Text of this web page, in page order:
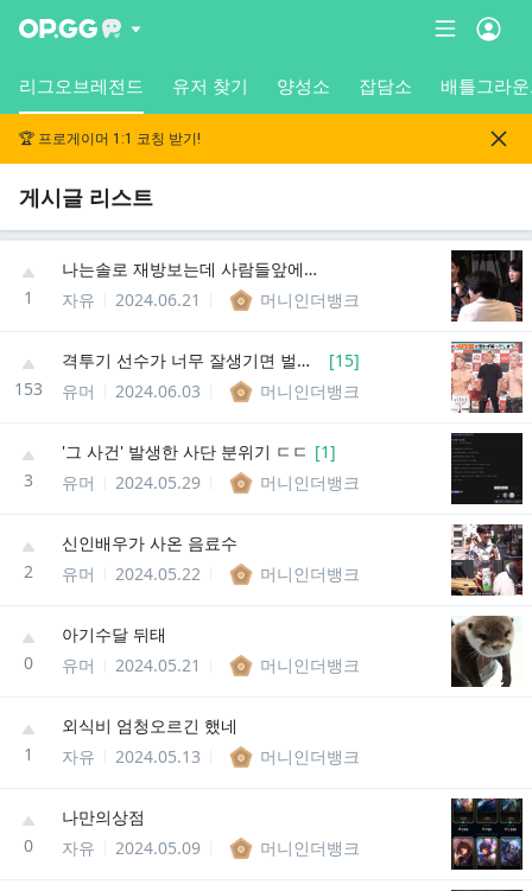
리그오브레전드 유저 찾기 양성소 잡담소 배틀그라
🏆 프로게이머 1:1 코칭 받기!
게시글 리스트
1
나는솔로 재방보는데 사람들앞에서 뽀뽀하네
자유
2024.06.21 머니인더뱅크
153
격투기 선수가 너무 잘생기면 벌어지는 일 [15]
유머
2024.06.03 머니인더뱅크
3
'그 사건' 발생한 사단 분위기 ㄷㄷ [1]
유머
2024.05.29 머니인더뱅크
2
신인배우가 사온 음료수
유머
2024.05.22 머니인더뱅크
0
아기수달 뒤태
유머
2024.05.21 머니인더뱅크
1
외식비 엄청오르긴 했네
자유
2024.05.13 머니인더뱅크
0
나만의상점
자유
2024.05.09 머니인더뱅크